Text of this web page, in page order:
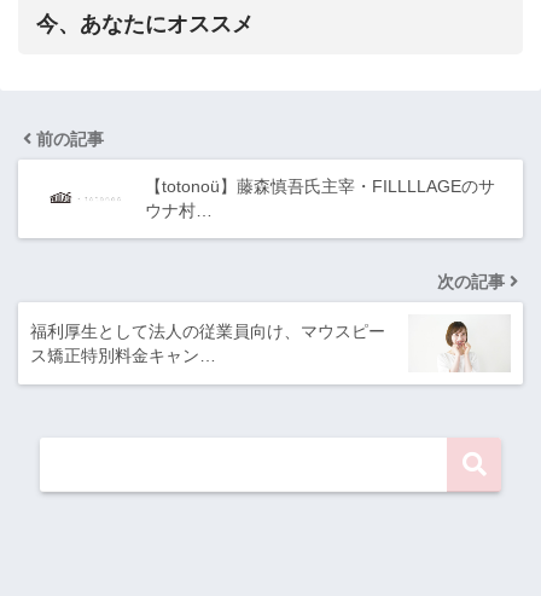
今、あなたにオススメ
前の記事
【totonoü】藤森慎吾氏主宰・FILLLLAGEのサ
ウナ村…
次の記事
福利厚生として法人の従業員向け、マウスピー
ス矯正特別料金キャン…